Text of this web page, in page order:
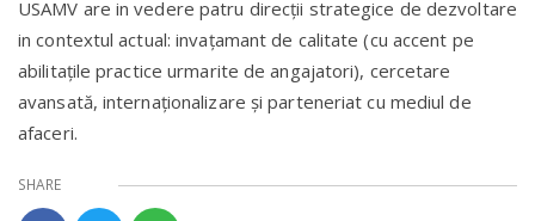
USAMV are in vedere patru direcţii strategice de dezvoltare
in contextul actual: invaţamant de calitate (cu accent pe
abilitaţile practice urmarite de angajatori), cercetare
avansată, internaţionalizare şi parteneriat cu mediul de
afaceri.
SHARE